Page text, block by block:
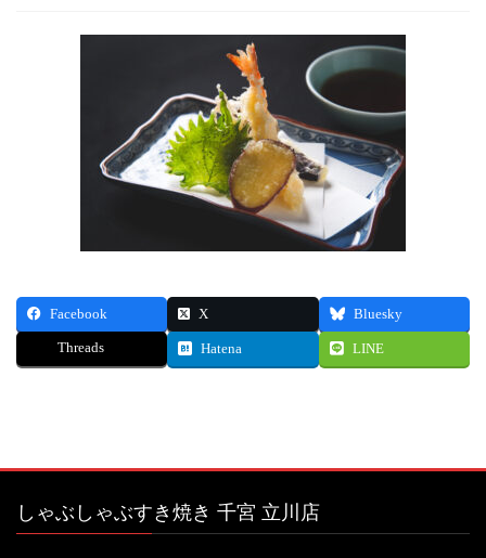
Facebook X Bluesky
Threads Hatena LINE
しゃぶしゃぶすき焼き 千宮 立川店